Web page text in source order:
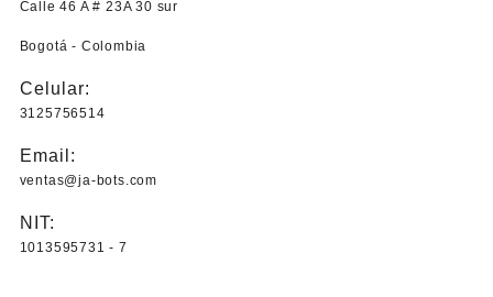
Calle 46 A # 23A 30 sur
Bogotá - Colombia
Celular:
3125756514
Email:
ventas@ja-bots.com
NIT:
1013595731 - 7